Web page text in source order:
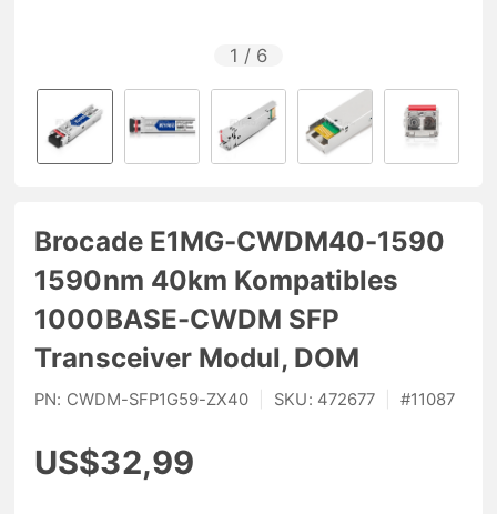
1 / 6
Brocade E1MG-CWDM40-1590
1590nm 40km Kompatibles
1000BASE-CWDM SFP
Transceiver Modul, DOM
PN: CWDM-SFP1G59-ZX40 SKU: 472677 #11087
US$32,99